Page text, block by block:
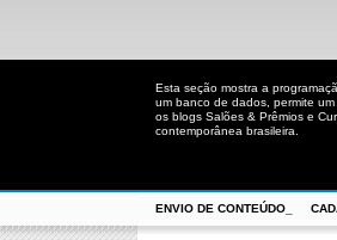
Esta seção mostra a
um banco de dados, permite
os blogs Salões & Prêmios e
contemporânea brasileira.
ENVIO DE CONTEÚDO_